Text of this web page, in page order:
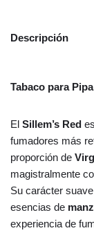
Descripción
Tabaco para
El Sillem’s Red
fumadores más
proporción de
magistralmente
Su carácter
esencias de
experiencia de